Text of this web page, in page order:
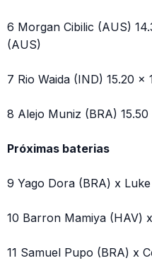
6 Morgan Cibilic (AUS)
(AUS)
7 Rio Waida (IND) 15.20 x
8 Alejo Muniz (BRA)
Próximas baterias
9 Yago Dora (BRA) x
10 Barron Mamiya (HAV)
11 Samuel Pupo (BRA) x